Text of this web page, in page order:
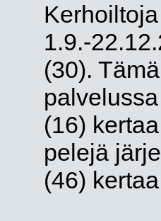
1.9.-
(30).
(16)
pelejä
(46)